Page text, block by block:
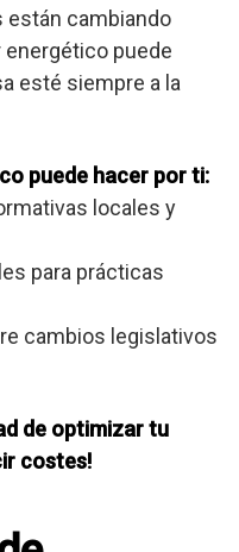
están cambiando
puede
esté siempre a la
puede hacer por ti:
locales y
para prácticas
cambios legislativos
de optimizar tu
costes!